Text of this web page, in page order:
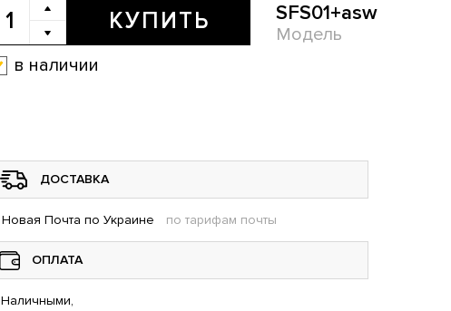
КУПИТЬ SFS01+asw
Модель
в наличии
ДОСТАВКА
Новая Почта по Украине по тарифам почты
ОПЛАТА
Наличными,